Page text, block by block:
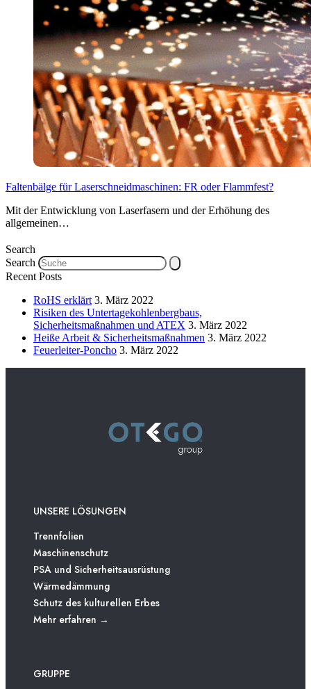
Faltenbälge für Laserschneidmaschinen: FR oder Flammfest?
Mit der Entwicklung von Laserfasern und der Erhöhung des
allgemeinen…
Search
Search
Recent Posts
RoHS erklärt 3. März 2022
Risiken des Untertagekohlenbergbaus,
Sicherheitsmaßnahmen und ATEX 3. März 2022
Heiße Arbeit & Sicherheitsmaßnahmen 3. März 2022
Feuerleiter-Poncho 3. März 2022
UNSERE LÖSUNGEN
Trennfolien
Maschinenschutz
PSA und Sicherheitsausrüstung
Wärmedämmung
Schutz des kulturellen Erbes
Mehr erfahren →
GRUPPE